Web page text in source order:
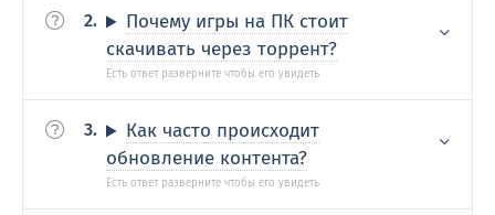
Почему игры на ПК стоит
скачивать через торрент?
Как часто происходит
обновление контента?